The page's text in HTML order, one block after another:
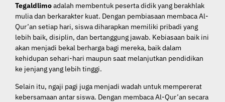
Tegaldlimoadalah membentuk peserta didik yang berakhlak
mulia dan berkarakter kuat. Dengan pembiasaan membaca Al-
Qur’an setiap hari, siswa diharapkan memiliki pribadi yang
lebih baik, disiplin, dan bertanggung jawab. Kebiasaan baik ini
akan menjadi bekal berharga bagi mereka, baik dalam
kehidupan sehari-hari maupun saat melanjutkan pendidikan
ke jenjang yang lebih tinggi.
Selain itu, ngaji pagi juga menjadi wadah untuk mempererat
kebersamaan antar siswa. Dengan membaca Al-Qur’an secara